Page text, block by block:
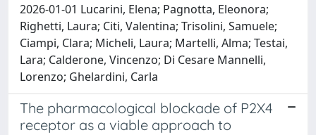
2026-01-01 Lucarini, Elena; Pagnotta, Eleonora;
Righetti, Laura; Citi, Valentina; Trisolini, Samuele;
Ciampi, Clara; Micheli, Laura; Martelli, Alma; Testai,
Lara; Calderone, Vincenzo; Di Cesare Mannelli,
Lorenzo; Ghelardini, Carla
The pharmacological blockade of P2X4
receptor as a viable approach to